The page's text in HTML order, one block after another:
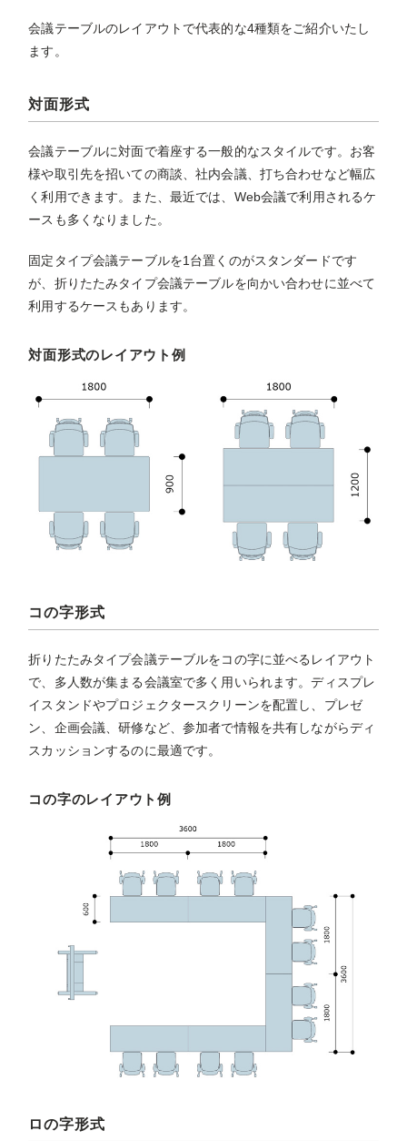
会議テーブルのレイアウトで代表的な4種類をご紹介いたし
ます。
対面形式
会議テーブルに対面で着座する一般的なスタイルです。お客
様や取引先を招いての商談、社内会議、打ち合わせなど幅広
く利用できます。また、最近では、Web会議で利用されるケ
ースも多くなりました。
固定タイプ会議テーブルを1台置くのがスタンダードです
が、折りたたみタイプ会議テーブルを向かい合わせに並べて
利用するケースもあります。
対面形式のレイアウト例
コの字形式
折りたたみタイプ会議テーブルをコの字に並べるレイアウト
で、多人数が集まる会議室で多く用いられます。ディスプレ
イスタンドやプロジェクタースクリーンを配置し、プレゼ
ン、企画会議、研修など、参加者で情報を共有しながらディ
スカッションするのに最適です。
コの字のレイアウト例
ロの字形式